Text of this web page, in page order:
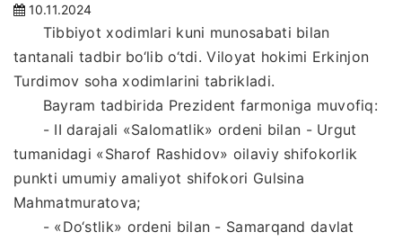
10.11.2024
Tibbiyot xodimlari kuni munosabati bilan
tantanali tadbir bo‘lib o‘tdi. Viloyat hokimi Erkinjon
Turdimov soha xodimlarini tabrikladi.
Bayram tadbirida Prezident farmoniga muvofiq:
- II darajali «Salomatlik» ordeni bilan - Urgut
tumanidagi «Sharof Rashidov» oilaviy shifokorlik
punkti umumiy amaliyot shifokori Gulsina
Mahmatmuratova;
- «Do‘stlik» ordeni bilan - Samarqand davlat